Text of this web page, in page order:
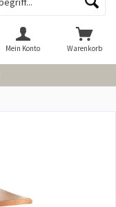
Warenkorb
Mein Konto